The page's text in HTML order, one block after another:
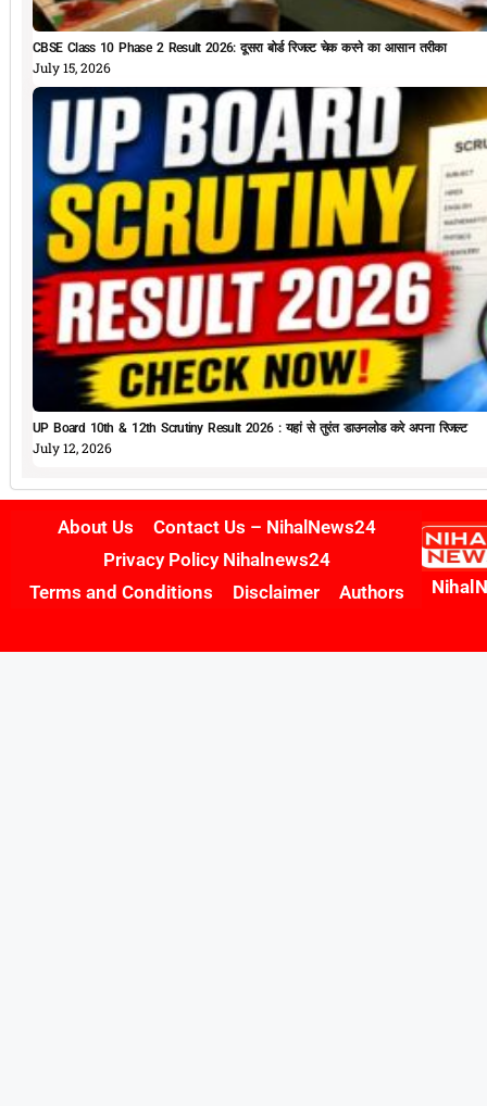
CBSE Class 10 Phase 2 Result 2026: दूसरा बोर्ड रिजल्ट चेक करने का आसान तरीका
July 15, 2026
UP Board 10th & 12th Scrutiny Result 2026 : यहां से तुरंत डाउनलोड करे अपना रिजल्ट
July 12, 2026
About Us
Contact Us – NihalNews24
Privacy Policy Nihalnews24
Terms and Conditions
Disclaimer Authors